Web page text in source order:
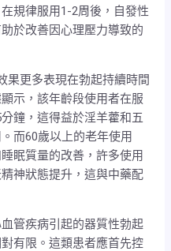
規律服用1-2周後，自發性
於改善因心理壓力導致的
果更多表現在勃起持續時間
示，該年齡段使用者在服
鐘，這得益於淫羊藿和五
而60歲以上的老年使用
眠質量的改善，許多使用
神狀態提升，這與中藥配
管疾病引起的器質性勃起
有限。這類患者應首先控